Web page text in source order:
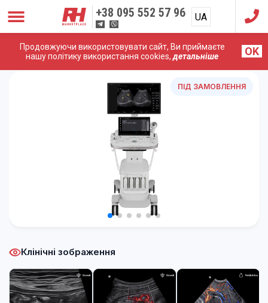
Продовжуючи використовувати сайт, Ви приймаєте
нашу політику використання cookies,детальніше OK
+38 095 552 57 96 UA
RU
Головна/УЗД Апарати/Samsung (Medison)/Samsung
ПІД ЗАМОВЛЕННЯ
Клінічні зображення